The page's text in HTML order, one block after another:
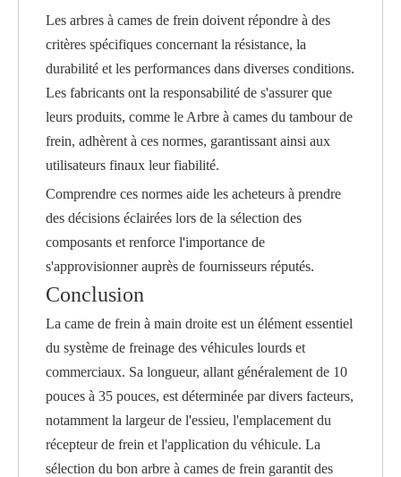
Les arbres à cames de frein doivent répondre à des
critères spécifiques concernant la résistance, la
durabilité et les performances dans diverses conditions.
Les fabricants ont la responsabilité de s'assurer que
leurs produits, comme le Arbre à cames du tambour de
frein, adhèrent à ces normes, garantissant ainsi aux
utilisateurs finaux leur fiabilité.
Comprendre ces normes aide les acheteurs à prendre
des décisions éclairées lors de la sélection des
composants et renforce l'importance de
s'approvisionner auprès de fournisseurs réputés.
Conclusion
La came de frein à main droite est un élément essentiel
du système de freinage des véhicules lourds et
commerciaux. Sa longueur, allant généralement de 10
pouces à 35 pouces, est déterminée par divers facteurs,
notamment la largeur de l'essieu, l'emplacement du
récepteur de frein et l'application du véhicule. La
sélection du bon arbre à cames de frein garantit des